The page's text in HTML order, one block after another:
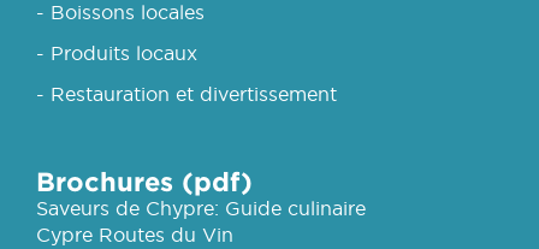
- Boissons locales
- Produits locaux
- Restauration et divertissement
Brochures (pdf)
Saveurs de Chypre: Guide culinaire
Cypre Routes du Vin